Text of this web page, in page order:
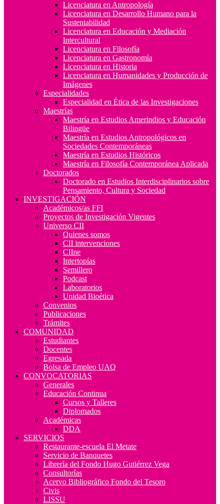
Licenciatura en Antropología
Licenciatura en Desarrollo Humano para la
Sustentabilidad
Licenciatura en Educación y Mediación
Intercultural
Licenciatura en Filosofía
Licenciatura en Gastronomía
Licenciatura en Historia
Licenciatura en Humanidades y Producción de
Imágenes
Especialidades
Especialidad en Ética de las Investigaciones
Maestrías
Maestría en Estudios Amerindios y Educación
Bilingüe
Maestría en Estudios Antropológicos en
Sociedades Contemporáneas
Maestría en Estudios Históricos
Maestría en Filosofía Contemporánea Aplicada
Doctorados
Doctorado en Estudios Interdisciplinarios sobre
Pensamiento, Cultura y Sociedad
INVESTIGACIÓN
Académicos/as FFI
Proyectos de Investigación Vigentes
Universo CII
Quienes somos
CII intervenciones
CIIne
Intertopías
Semillero
Podcast
Laboratorios
Unidad Bioética
Convenios
Publicaciones
Trámites
COMUNIDAD
Estudiantes
Docentes
Egresada
Bolsa de Empleo UAQ
CONVOCATORIAS
Generales
Educación Continua
Cursos y Talleres
Diplomados
Académicas
DDA
SERVICIOS
Restaurante-escuela El Metate
Servicio de Banquetes
Librería del Fondo Hugo Gutiérrez Vega
Consultorías
Acervo Bibliográfico Fondo del Tesoro
Civis
LISSU